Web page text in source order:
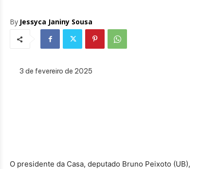
By Jessyca Janiny Sousa
3 de fevereiro de 2025
O presidente da Casa, deputado Bruno Peixoto (UB),